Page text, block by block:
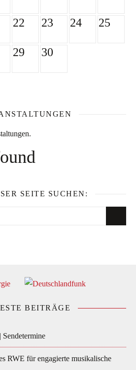
22 23 24 25
29 30
SEITE SUCHEN:
BEITRÄGE
RWE für engagierte musikalische